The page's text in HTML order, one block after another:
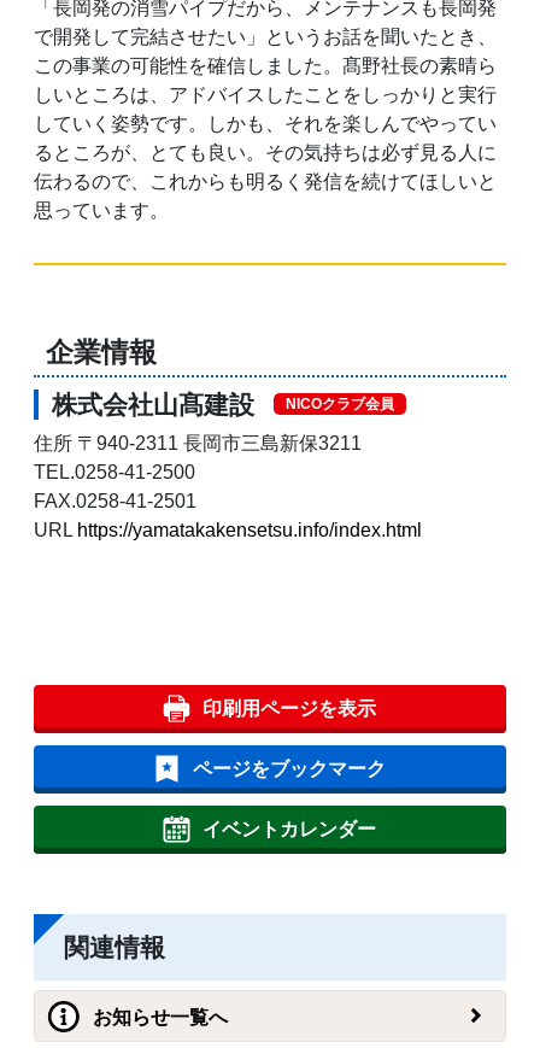
「長岡発の消雪パイプだから、メンテナンスも長岡発
で開発して完結させたい」というお話を聞いたとき、
この事業の可能性を確信しました。髙野社長の素晴ら
しいところは、アドバイスしたことをしっかりと実行
していく姿勢です。しかも、それを楽しんでやってい
るところが、とても良い。その気持ちは必ず見る人に
伝わるので、これからも明るく発信を続けてほしいと
思っています。
企業情報
株式会社山髙建設 NICOクラブ会員
住所 〒940-2311 長岡市三島新保3211
TEL.0258-41-2500
FAX.0258-41-2501
URL https://yamatakakensetsu.info/index.html
印刷用ページを表示
ページをブックマーク
イベントカレンダー
関連情報
お知らせ一覧へ